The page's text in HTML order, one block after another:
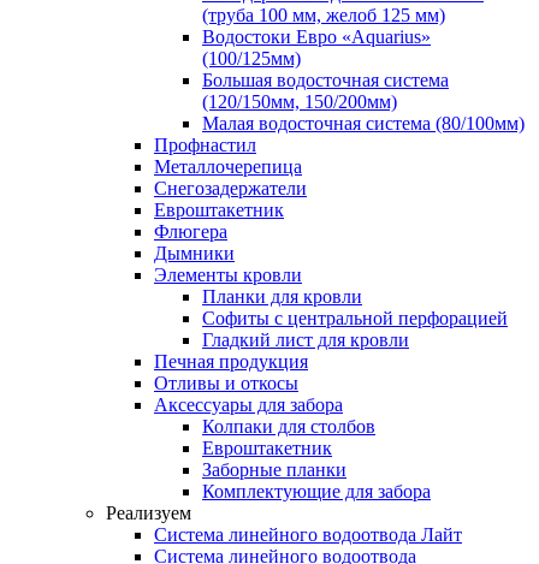
(труба 100 мм, желоб 125 мм)
Водостоки Евро «Aquarius»
(100/125мм)
Большая водосточная система
(120/150мм, 150/200мм)
Малая водосточная система (80/100мм)
Профнастил
Металлочерепица
Снегозадержатели
Евроштакетник
Флюгера
Дымники
Элементы кровли
Планки для кровли
Софиты с центральной перфорацией
Гладкий лист для кровли
Печная продукция
Отливы и откосы
Аксессуары для забора
Колпаки для столбов
Евроштакетник
Заборные планки
Комплектующие для забора
Реализуем
Система линейного водоотвода Лайт
Система линейного водоотвода